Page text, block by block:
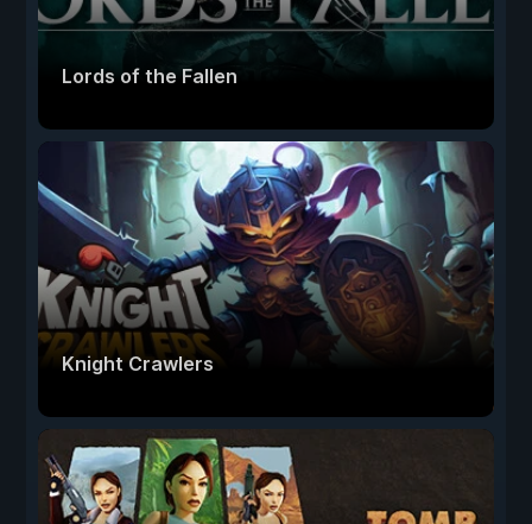
Lords of the Fallen
Knight Crawlers